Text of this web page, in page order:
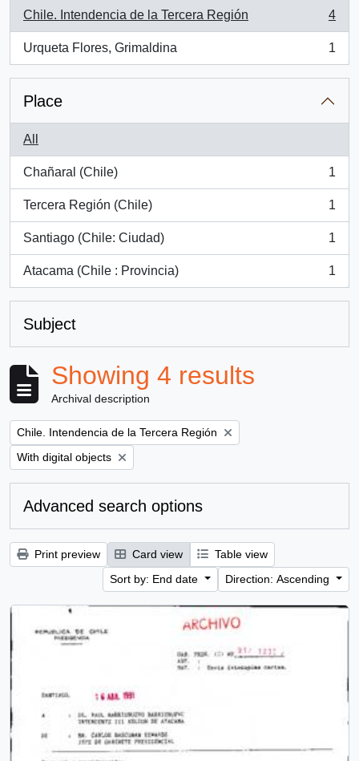
Chile. Intendencia de la Tercera Región
, 4 results
4
Urqueta Flores, Grimaldina
, 1 results
1
Place
All
Chañaral (Chile)
, 1 results
1
Tercera Región (Chile)
, 1 results
1
Santiago (Chile: Ciudad)
, 1 results
1
Atacama (Chile : Provincia)
, 1 results
1
Subject
Showing 4 results
Archival description
Remove filter:
Chile. Intendencia de la Tercera Región
Remove filter:
With digital objects
Advanced search options
Print preview Card view
Table view
Sort by: End date
Direction: Ascending